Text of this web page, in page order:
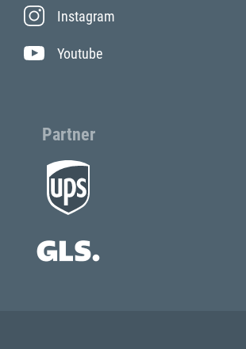
Instagram
Youtube
Partner